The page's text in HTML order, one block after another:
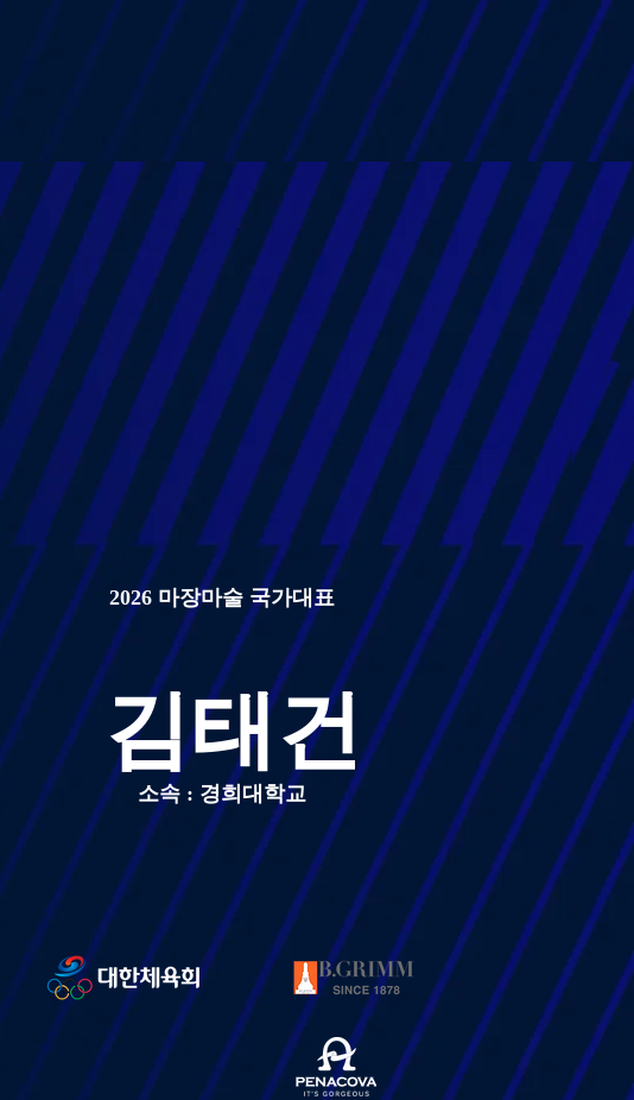
2026 마장마술 국가대표
김태건
소속 : 경희대학교